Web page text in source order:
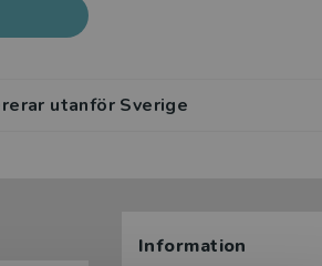
utanför Sverige
Information